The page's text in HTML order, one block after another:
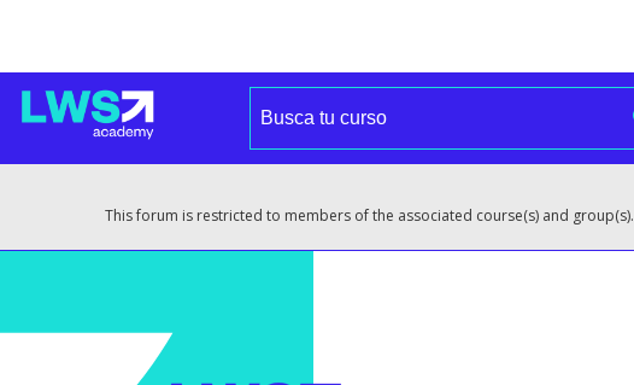
This forum is restricted to members of the associated course(s) and group(s).